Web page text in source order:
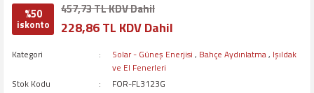
%50
iskonto
457,73 TL KDV Dahil
228,86 TL KDV Dahil
Kategori Solar - Güneş Enerjisi , Bahçe Aydınlatma, Işıldak
ve El Fenerleri
Stok Kodu
FOR-FL3123G